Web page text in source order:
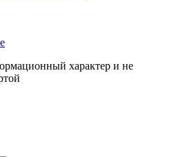
характер и не